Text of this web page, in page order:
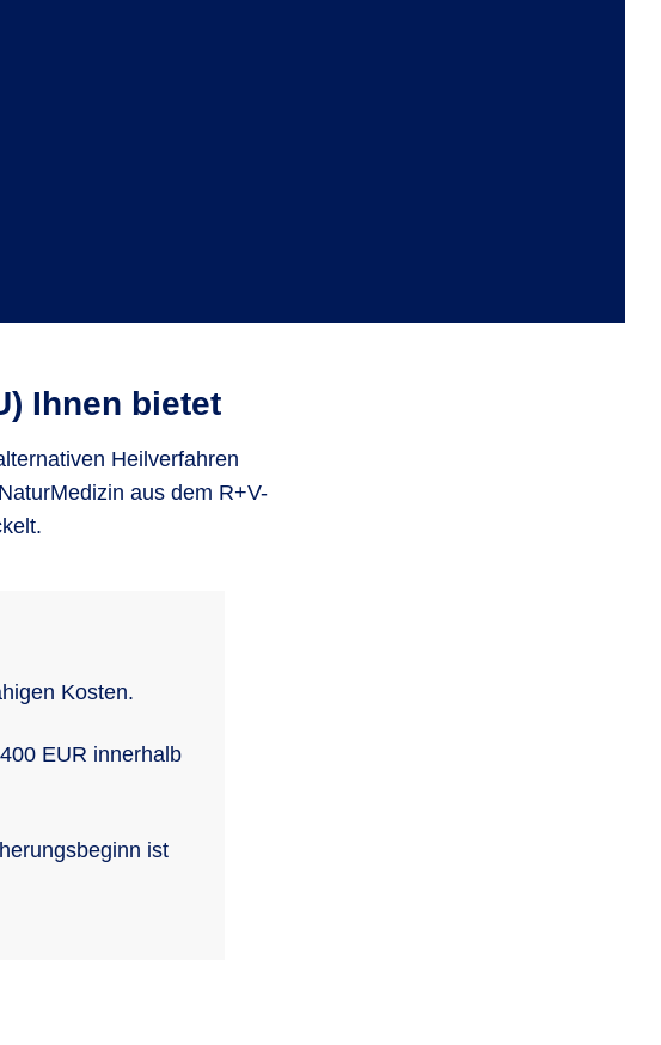
Ihnen bietet
Heilverfahren
aus dem R+V-
Kosten.
EUR innerhalb
ist